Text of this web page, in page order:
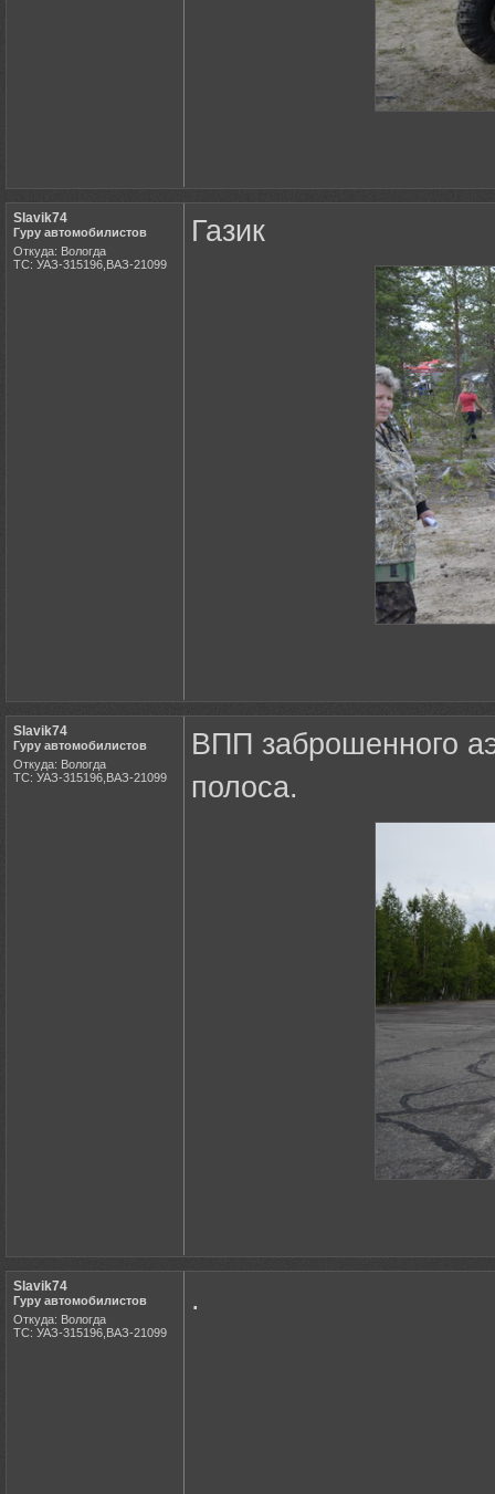
Slavik74
Гуру автомобилистов
Откуда: Вологда
ТС: УАЗ-315196,ВАЗ-21099
Газик
Slavik74
Гуру автомобилистов
Откуда: Вологда
ТС: УАЗ-315196,ВАЗ-21099
ВПП заброшенного
полоса.
Slavik74
Гуру автомобилистов
Откуда: Вологда
ТС: УАЗ-315196,ВАЗ-21099
.